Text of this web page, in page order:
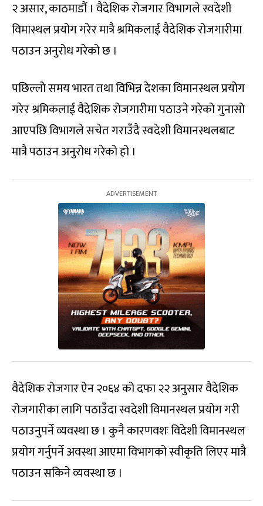
२ असार, काठमाडौं । वैदेशिक रोजगार विभागले स्वदेशी
विमास्थल प्रयोग गरेर मात्रै श्रमिकलाई वैदेशिक रोजगारीमा
पठाउन अनुरोध गरेको छ ।
पछिल्लो समय भारत तथा विभिन्न देशका विमानस्थल प्रयोग
गरेर श्रमिकलाई वैदेशिक रोजगारीमा पठाउने गरेको गुनासो
आएपछि विभागले सचेत गराउँदै स्वदेशी विमानस्थलबाट
मात्रै पठाउन अनुरोध गरेको हो ।
वैदेशिक रोजगार ऐन २०६४ को दफा २२ अनुसार वैदेशिक
रोजगारीका लागि पठाउँदा स्वदेशी विमानस्थल प्रयोग गरी
पठाउनुपर्ने व्यवस्था छ । कुनै कारणवशः विदेशी विमानस्थल
प्रयोग गर्नुपर्ने अवस्था आएमा विभागको स्वीकृति लिएर मात्रै
पठाउन सकिने व्यवस्था छ ।